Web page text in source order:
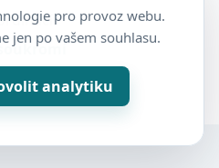
pro provoz webu.
jen po vašem souhlasu.
analytiku